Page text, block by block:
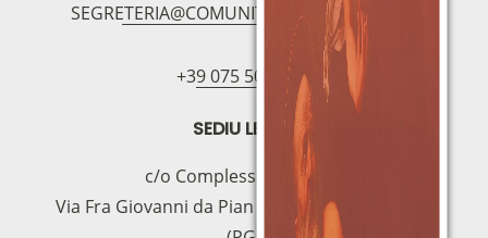
SEGRETERIA@COMUNITAMAGNIFICAT.ORG
+39 075 5094797
SEDIU LEGAL
c/o Complesso S.Manno
Via Fra Giovanni da Pian di Carpine, 63 - 06127